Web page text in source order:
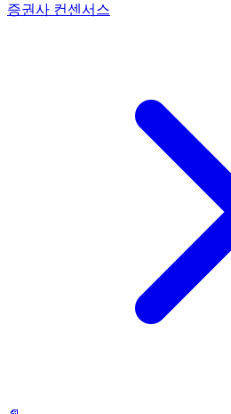
증권사 컨센서스